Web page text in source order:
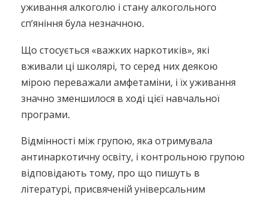
уживання алкоголю і стану алкогольного
сп’яніння була незначною.
Що стосується «важких наркотиків», які
вживали ці школярі, то серед них деякою
мірою переважали амфетаміни, і їх уживання
значно зменшилося в ході цієї навчальної
програми.
Відмінності між групою, яка отримувала
антинаркотичну освіту, і контрольною групою
відповідають тому, про що пишуть в
літературі, присвяченій універсальним